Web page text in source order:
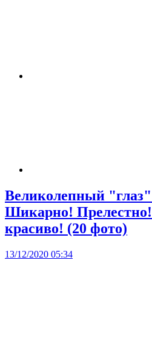
Великолепный "глаз"
Шикарно!
красиво! (20 фото)
13/12/2020 05:34